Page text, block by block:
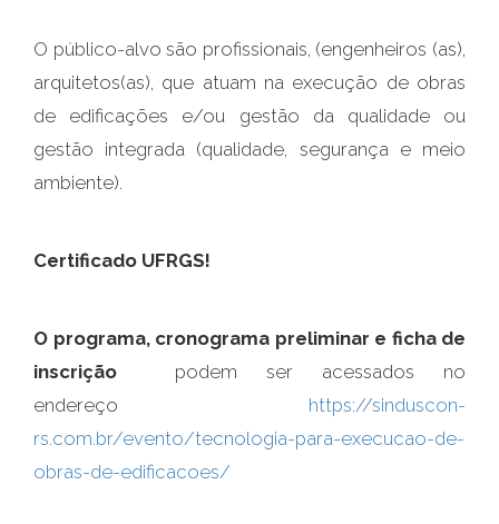
O público-alvo são profissionais, (engenheiros (as),
arquitetos(as), que atuam na execução de obras
de edificações e/ou gestão da qualidade ou
gestão integrada (qualidade, segurança e meio
ambiente).
Certificado UFRGS!
O programa, cronograma preliminar e ficha de
inscrição
podem ser acessados no
endereço https://sinduscon-
rs.com.br/evento/tecnologia-para-execucao-de-
obras-de-edificacoes/